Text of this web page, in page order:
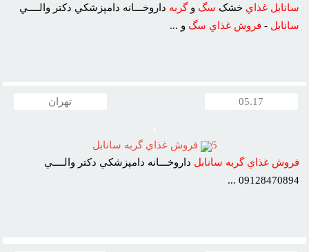
سانابل غذاي خشک سگ وگربه داروخـــانه دامپزشکي دکتر والــــي
سانابل - فروش غذاي سگ و ...
05.17 تهران
5
فروش غذاي گربه سانابل
فروش غذاي گربه سانابل داروخـــانه دامپزشکي دکتر والــــي
09128470894 ...